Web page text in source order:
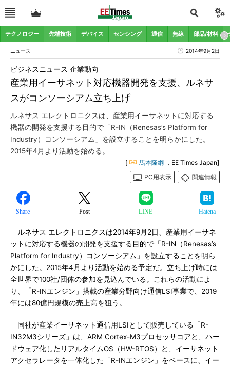
テクノロジー 先端技術 デバイス センシング 通信 無線 部品/材料
ニュース 2014年9月2日
産業用イーサネット対応機器開発を支援、ルネサ
スがコンソーシアム立ち上げ
ビジネスニュース 企業動向
ルネサス エレクトロニクスは、産業用イーサネットに対応する
機器の開発を支援する目的で「R-IN（Renesas’s Platform for
Industry）コンソーシアム」を設立することを明らかにした。
2015年4月より活動を始める。
[ 馬本隆綱 ，EE Times Japan]
PC用表示
関連情報
Share Post LINE Hatena
ルネサス エレクトロニクスは2014年9月2日、産業用イーサネ
ットに対応する機器の開発を支援する目的で「R-IN（Renesas’s
Platform for Industry）コンソーシアム」を設立することを明ら
かにした。2015年4月より活動を始める予定だ。立ち上げ時には
全世界で100社/団体の参加を見込んでいる。これらの活動によ
り、「R-INエンジン」搭載の産業分野向け通信LSI事業で、2019
年には80億円規模の売上高を狙う。
同社が産業イーサネット通信用LSIとして販売している「R-
IN32M3シリーズ」は、ARM Cortex-M3プロセッサコアと、ハー
ドウェア化したリアルタイムOS（HW-RTOS）と、イーサネット
アクセラレータを一体化した「R-INエンジン」をベースに、イー